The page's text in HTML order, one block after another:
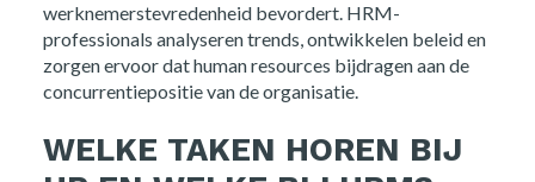
werknemerstevredenheid bevordert. HRM-
professionals analyseren trends, ontwikkelen beleid en
zorgen ervoor dat human resources bijdragen aan de
concurrentiepositie van de organisatie.
WELKE TAKEN HOREN BIJ